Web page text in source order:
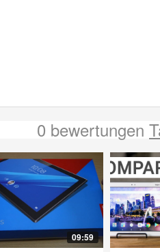
0 bewertungen
09:59